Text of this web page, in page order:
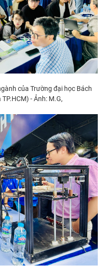
của Trường đại học Bách
- Ảnh: M.G,